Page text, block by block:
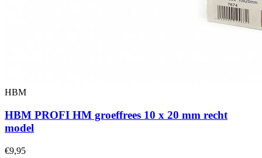
HBM
HBM PROFI HM groeffrees 10 x 20 mm recht
model
€9,95